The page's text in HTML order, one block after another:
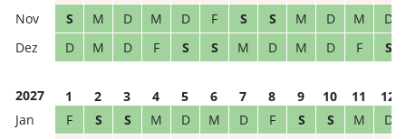
S
M D M D F S S M D M
D
D
M D F S S M D M D F S
2027 1 2 3 4 5 6 7 8 9 10 11
12
F
S S M D M D F S S M D